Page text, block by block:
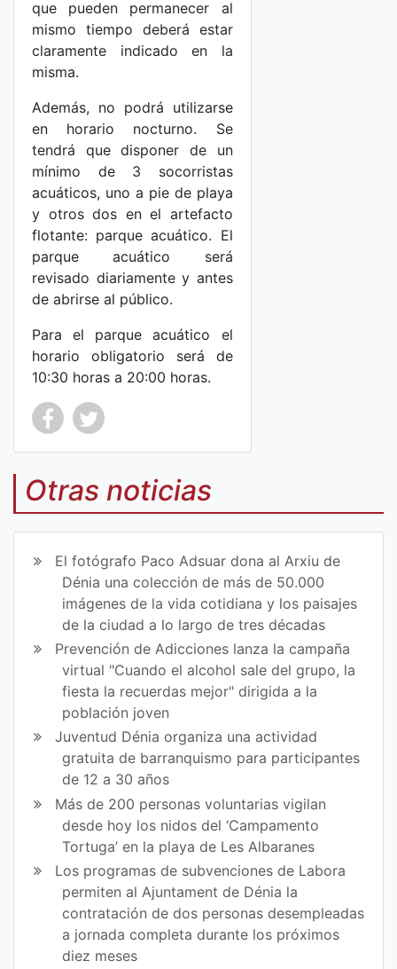
que pueden permanecer al
mismo tiempo deberá estar
claramente indicado en la
misma.
Además, no podrá utilizarse
en horario nocturno. Se
tendrá que disponer de un
mínimo de 3 socorristas
acuáticos, uno a pie de playa
y otros dos en el artefacto
flotante: parque acuático. El
parque acuático será
revisado diariamente y antes
de abrirse al público.
Para el parque acuático el
horario obligatorio será de
10:30 horas a 20:00 horas.
Co
mp
art
en
Fa
ce
bo
ok
Co
mp
art
ir
en
Tw
itt
er
Otras noticias
El fotógrafo Paco Adsuar dona al Arxiu de
Dénia una colección de más de 50.000
imágenes de la vida cotidiana y los paisajes
de la ciudad a lo largo de tres décadas
Prevención de Adicciones lanza la campaña
virtual "Cuando el alcohol sale del grupo, la
fiesta la recuerdas mejor" dirigida a la
población joven
Juventud Dénia organiza una actividad
gratuita de barranquismo para participantes
de 12 a 30 años
Más de 200 personas voluntarias vigilan
desde hoy los nidos del ‘Campamento
Tortuga’ en la playa de Les Albaranes
Los programas de subvenciones de Labora
permiten al Ajuntament de Dénia la
contratación de dos personas desempleadas
a jornada completa durante los próximos
diez meses